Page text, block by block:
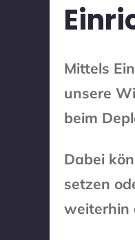
Mittels
unsere
beim
Dabei
setzen
weiterhin